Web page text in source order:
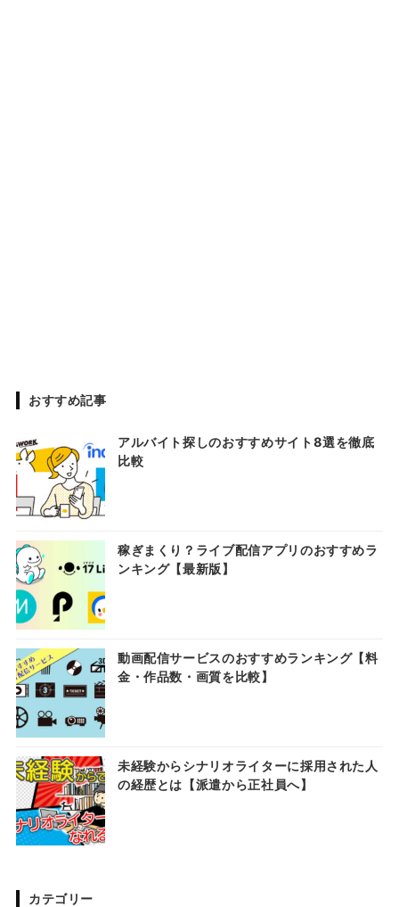
おすすめ記事
アルバイト探しのおすすめサイト8選を徹底
比較
稼ぎまくり？ライブ配信アプリのおすすめラ
ンキング【最新版】
動画配信サービスのおすすめランキング【料
金・作品数・画質を比較】
未経験からシナリオライターに採用された人
の経歴とは【派遣から正社員へ】
カテゴリー